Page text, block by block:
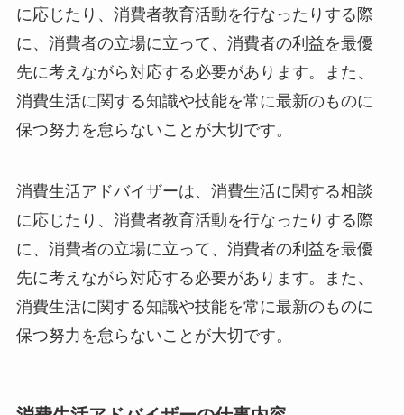
に応じたり、消費者教育活動を行なったりする際
に、消費者の立場に立って、消費者の利益を最優
先に考えながら対応する必要があります。また、
消費生活に関する知識や技能を常に最新のものに
保つ努力を怠らないことが大切です。
消費生活アドバイザーは、消費生活に関する相談
に応じたり、消費者教育活動を行なったりする際
に、消費者の立場に立って、消費者の利益を最優
先に考えながら対応する必要があります。また、
消費生活に関する知識や技能を常に最新のものに
保つ努力を怠らないことが大切です。